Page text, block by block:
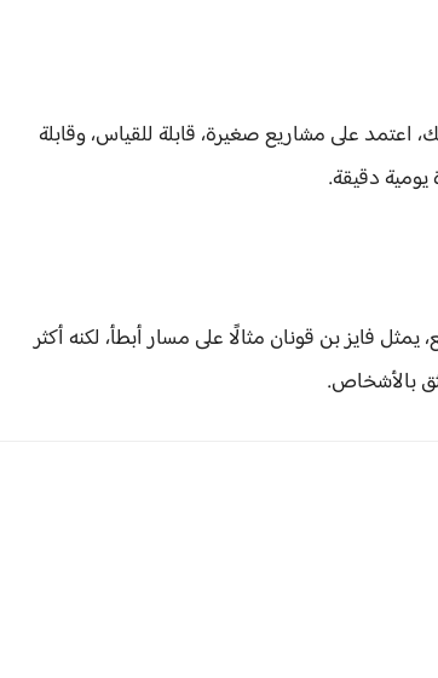
اعتمد على مشاريع صغيرة، قابلة للقياس، وقابلة
يومية دقيقة.
فايز بن قونان مثالًا على مسار أبطأ، لكنه أكثر
بالأشخاص.